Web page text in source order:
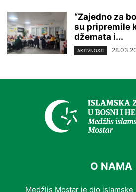
“Zajedno za
su pripremile
džemata i...
AKTIVNOSTI
O NAMA
Medžlis Mostar je dio islamske